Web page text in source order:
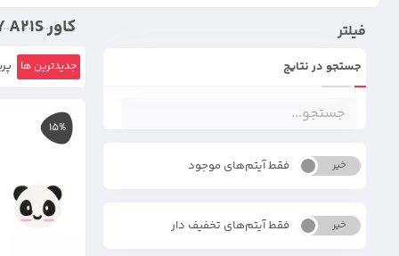
فیلتر
جستجو در نتایج
بله خیر فقط آیتم‌های موجود
بله خیر فقط آیتم‌های تخفیف دار
کاور GALAXY A21S
جدیدترین ها
15%